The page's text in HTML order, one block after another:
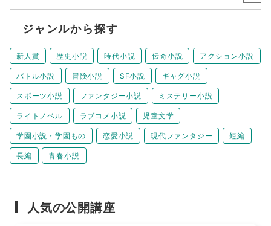
ジャンルから探す
新人賞 歴史小説 時代小説 伝奇小説 アクション小説
バトル小説 冒険小説 SF小説 ギャグ小説
スポーツ小説 ファンタジー小説 ミステリー小説
ライトノベル ラブコメ小説 児童文学
学園小説・学園もの 恋愛小説 現代ファンタジー 短編
長編 青春小説
人気の公開講座